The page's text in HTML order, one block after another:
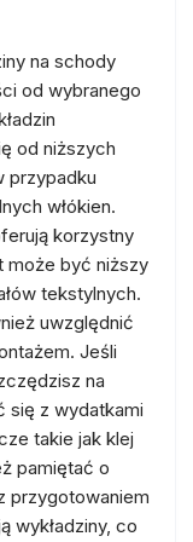
na schody
od wybranego
od niższych
przypadku
włókien.
korzystny
może być niższy
tekstylnych.
uwzględnić
Jeśli
na
się z wydatkami
takie jak klej
pamiętać o
przygotowaniem
wykładziny, co